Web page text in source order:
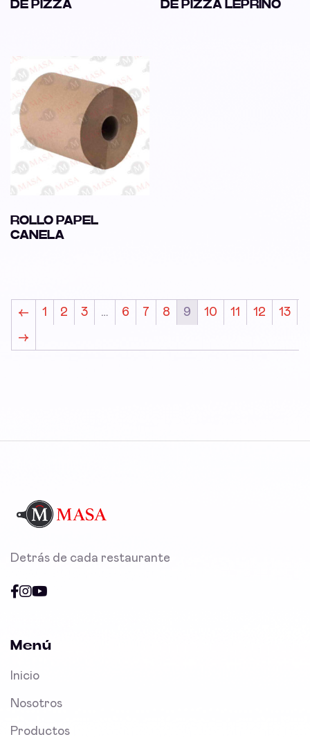
DE PIZZA
DE PIZZA LEPRINO
ROLLO PAPEL
CANELA
← 1 2 3 … 6 7 8 9 10 11 12
13
→
Detrás de cada restaurante
Menú
Inicio
Nosotros
Productos